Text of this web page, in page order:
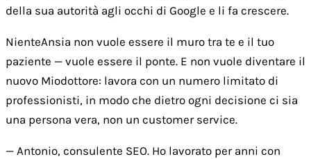
della sua autorità agli occhi di Google e li fa crescere.
NienteAnsia non vuole essere il muro tra te e il tuo
paziente — vuole essere il ponte. E non vuole diventare il
nuovo Miodottore: lavora con un numero limitato di
professionisti, in modo che dietro ogni decisione ci sia
una persona vera, non un customer service.
— Antonio, consulente SEO. Ho lavorato per anni con